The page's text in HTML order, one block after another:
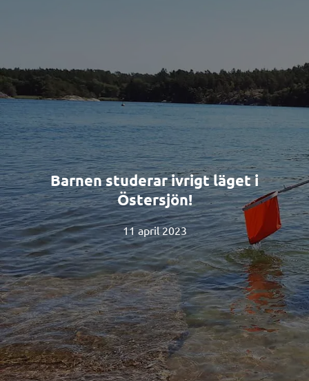
Barnen studerar ivrigt läget i
Östersjön!
11 april 2023